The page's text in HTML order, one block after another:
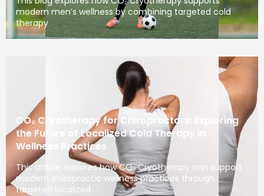
modern men’s wellness by combining targeted cold
therapy
CO₂ Cryotherapy for Chiropractors: Exploring
the Future of Localized Cold Therapy in
Wellness Practices
This article explores how CO₂ Cryotherapy can support
modern chiropractic wellness practices through
targeted localized